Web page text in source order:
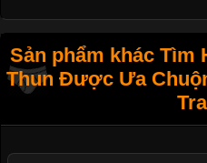
Sản phẩm khác Tìm
Thun Được Ưa